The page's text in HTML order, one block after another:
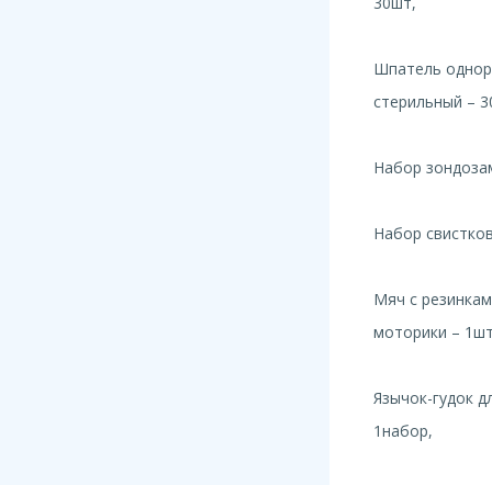
Шпатель
стерильный –
Набор
Набор
Мяч с
моторики –
Язычок-гудок
1набор,